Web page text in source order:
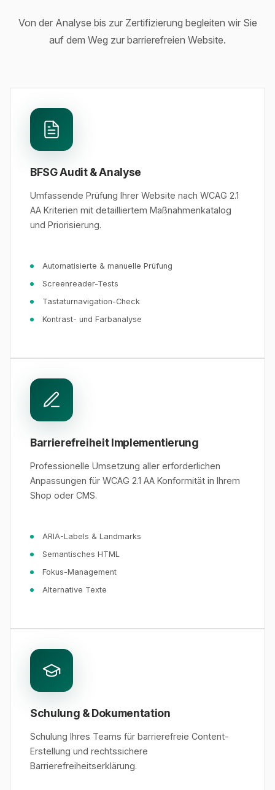
Von der Analyse bis zur Zertifizierung begleiten wir Sie
auf dem Weg zur barrierefreien Website.
BFSG Audit & Analyse
Umfassende Prüfung Ihrer Website nach WCAG 2.1
AA Kriterien mit detailliertem Maßnahmenkatalog
und Priorisierung.
Automatisierte & manuelle Prüfung
Screenreader-Tests
Tastaturnavigation-Check
Kontrast- und Farbanalyse
Barrierefreiheit Implementierung
Professionelle Umsetzung aller erforderlichen
Anpassungen für WCAG 2.1 AA Konformität in Ihrem
Shop oder CMS.
ARIA-Labels & Landmarks
Semantisches HTML
Fokus-Management
Alternative Texte
Schulung & Dokumentation
Schulung Ihres Teams für barrierefreie Content-
Erstellung und rechtssichere
Barrierefreiheitserklärung.